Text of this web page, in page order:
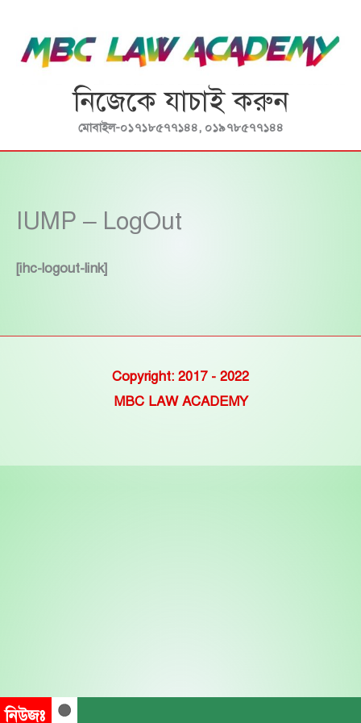
content
নিজেকে যাচাই করুন
মোবাইল-০১৭১৮৫৭৭১৪৪, ০১৯৭৮৫৭৭১৪৪
IUMP – LogOut
[ihc-logout-link]
Copyright: 2017 - 2022
MBC LAW ACADEMY
নিউজঃ